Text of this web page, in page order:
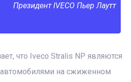
Президент IVECO Пьер Лаутт
что Iveco Stralis NP являются
на сжиженном